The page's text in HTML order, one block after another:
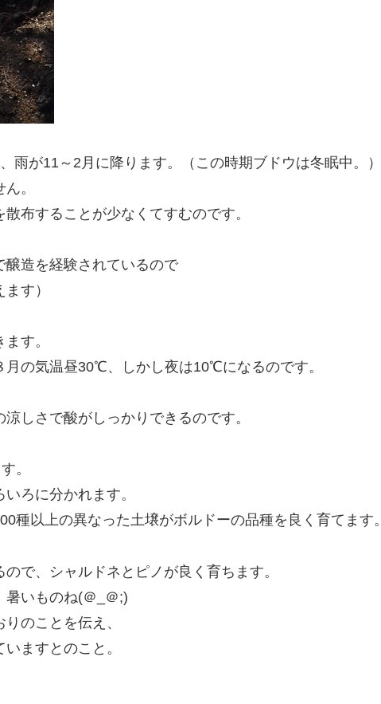
雨が11～2月に降ります。（この時期ブドウは冬眠中。）
。
布することが少なくてすむのです。
醸造を経験されているので
す）
す。
の気温昼30℃、しかし夜は10℃になるのです。
しさで酸がしっかりできるのです。
。
ろに分かれます。
種以上の異なった土壌がボルドーの品種を良く育てます。
で、シャルドネとピノが良く育ちます。
暑いものね(＠_＠;)
のことを伝え、
ますとのこと。